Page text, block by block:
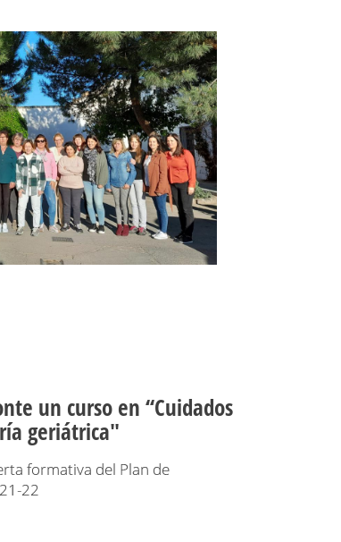
un curso en ‘‘Cuidados
geriátrica"
formativa del Plan de
22